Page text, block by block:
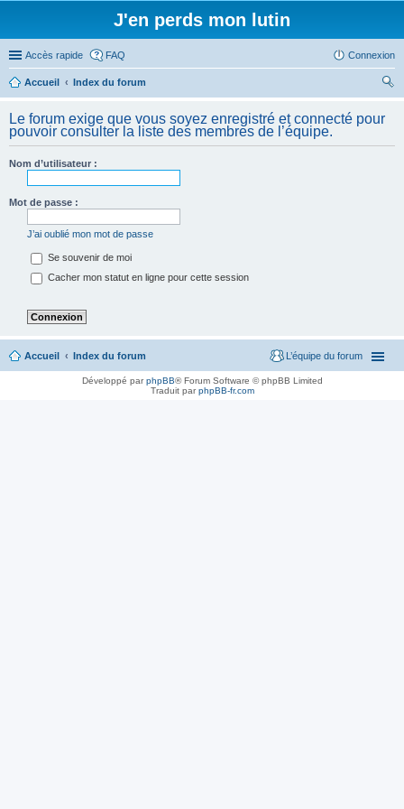
J'en perds mon lutin
Accès rapide FAQ Connexion
Accueil
Index du forum
her
ch
Le forum exige que vous soyez enregistré et connecté pour
pouvoir consulter la liste des membres de l’équipe.
Nom d’utilisateur :
Mot de passe :
J’ai oublié mon mot de passe
Se souvenir de moi
Cacher mon statut en ligne pour cette session
Accueil Index du forum L’équipe du forum
Développé parphpBB® Forum Software © phpBB Limited
Traduit parphpBB-fr.com